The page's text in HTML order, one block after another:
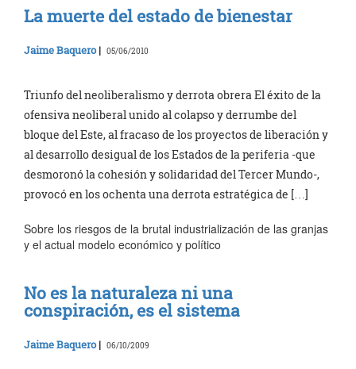
La muerte del estado de bienestar
Jaime Baquero| 05/06/2010
Triunfo del neoliberalismo y derrota obrera El éxito de la
ofensiva neoliberal unido al colapso y derrumbe del
bloque del Este, al fracaso de los proyectos de liberación y
al desarrollo desigual de los Estados de la periferia -que
desmoronó la cohesión y solidaridad del Tercer Mundo-,
provocó en los ochenta una derrota estratégica de […]
Sobre los riesgos de la brutal industrialización de las granjas
y el actual modelo económico y político
No es la naturaleza ni una
conspiración, es el sistema
Jaime Baquero| 06/10/2009